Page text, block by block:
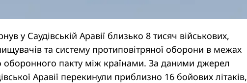
у Саудівській Аравії близько 8 тисяч військових,
та систему протиповітряної оборони в межах
оборонного пакту між країнами. За даними джерел
Аравії перекинули приблизно 16 бойових літаків,